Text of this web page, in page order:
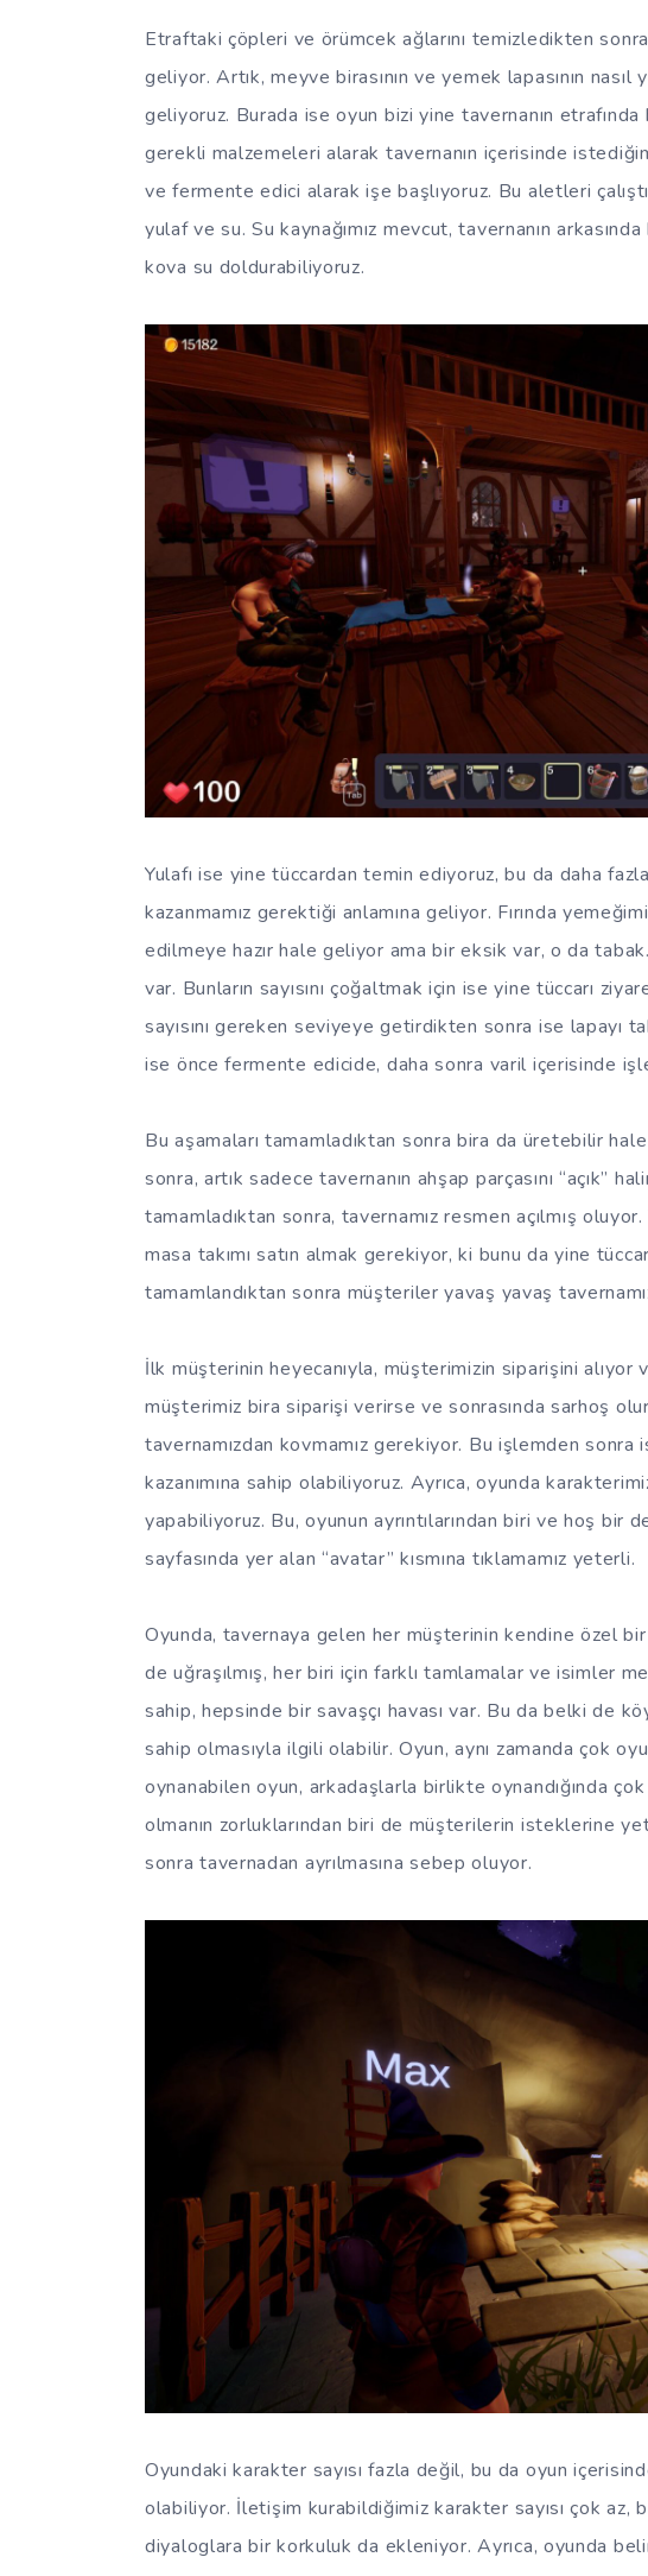
Etraftaki çöpleri ve örümcek ağlarını temizledikten
geliyor. Artık, meyve birasının ve yemek lapasının nasıl
geliyoruz. Burada ise oyun bizi yine tavernanın
gerekli malzemeleri alarak tavernanın içerisinde
ve fermente edici alarak işe başlıyoruz. Bu aletleri
yulaf ve su. Su kaynağımız mevcut, tavernanın
kova su doldurabiliyoruz.
Yulafı ise yine tüccardan temin ediyoruz, bu da daha
kazanmamız gerektiği anlamına geliyor. Fırında
edilmeye hazır hale geliyor ama bir eksik var, o da
var. Bunların sayısını çoğaltmak için ise yine tüccarı
sayısını gereken seviyeye getirdikten sonra ise lapayı
ise önce fermente edicide, daha sonra varil içerisinde
Bu aşamaları tamamladıktan sonra bira da üretebilir
sonra, artık sadece tavernanın ahşap parçasını “açık”
tamamladıktan sonra, tavernamız resmen açılmış
masa takımı satın almak gerekiyor, ki bunu da yine
tamamlandıktan sonra müşteriler yavaş yavaş
İlk müşterinin heyecanıyla, müşterimizin siparişini
müşterimiz bira siparişi verirse ve sonrasında sarhoş
tavernamızdan kovmamız gerekiyor. Bu işlemden
kazanımına sahip olabiliyoruz. Ayrıca, oyunda
yapabiliyoruz. Bu, oyunun ayrıntılarından biri ve hoş bir
sayfasında yer alan “avatar” kısmına tıklamamız yeterli.
Oyunda, tavernaya gelen her müşterinin kendine özel
de uğraşılmış, her biri için farklı tamlamalar ve isimler
sahip, hepsinde bir savaşçı havası var. Bu da belki de
sahip olmasıyla ilgili olabilir. Oyun, aynı zamanda çok
oynanabilen oyun, arkadaşlarla birlikte oynandığında
olmanın zorluklarından biri de müşterilerin isteklerine
sonra tavernadan ayrılmasına sebep oluyor.
Oyundaki karakter sayısı fazla değil, bu da oyun
olabiliyor. İletişim kurabildiğimiz karakter sayısı çok az,
diyaloglara bir korkuluk da ekleniyor. Ayrıca, oyunda